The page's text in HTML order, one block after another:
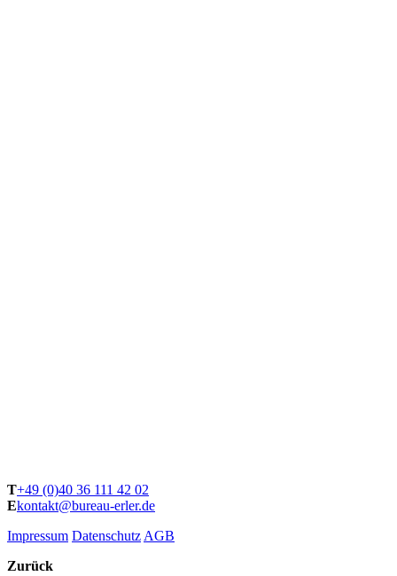
T+49 (0)40 36 111 42 02
Ekontakt@bureau-erler.de
Impressum Datenschutz AGB
Zurück